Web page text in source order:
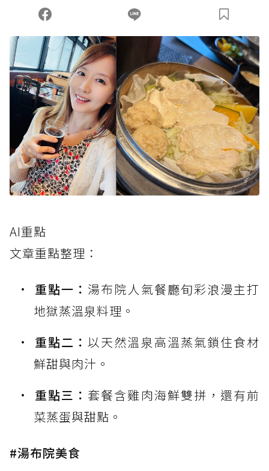
AI重點
文章重點整理：
重點一： 湯布院人氣餐廳旬彩浪漫主打
地獄蒸溫泉料理。
重點二：以天然溫泉高溫蒸氣鎖住食材
鮮甜與肉汁。
重點三： 套餐含雞肉海鮮雙拼，還有前
菜蒸蛋與甜點。
#湯布院美食